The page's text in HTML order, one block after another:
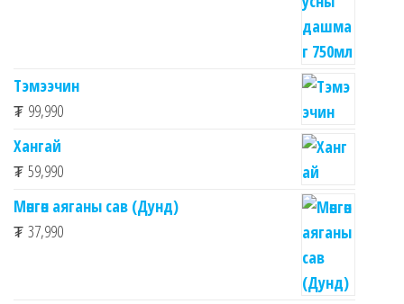
Тэмээчин
₮ 99,990
Хангай
₮ 59,990
Мөнгөн аяганы сав (Дунд)
₮ 37,990